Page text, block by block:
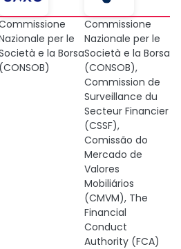
per le
e la Borsa
(CONSOB)
Commissione
Nazionale per le
Società e la Borsa
(CONSOB),
Commission de
Surveillance du
Secteur Financier
(CSSF),
Comissão do
Mercado de
Valores
Mobiliários
(CMVM), The
Financial
Conduct
Authority (FCA)